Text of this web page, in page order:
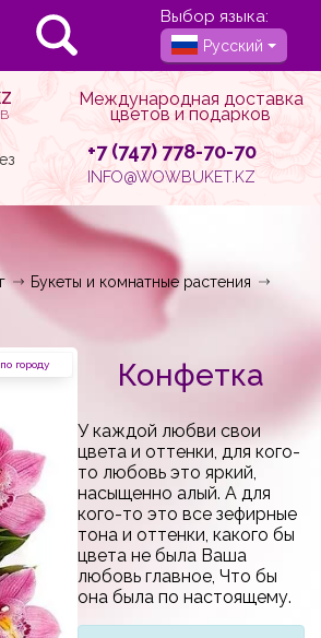
Выбор языка:
Русский
Международная доставка
цветов и подарков
+7 (747) 778-70-70
INFO@WOWBUKET.KZ
Букеты и комнатные растения
городу Конфетка
У каждой любви свои
цвета и оттенки, для кого-
то любовь это яркий,
насыщенно алый. А для
кого-то это все зефирные
тона и оттенки, какого бы
цвета не была Ваша
любовь главное, Что бы
она была по настоящему.